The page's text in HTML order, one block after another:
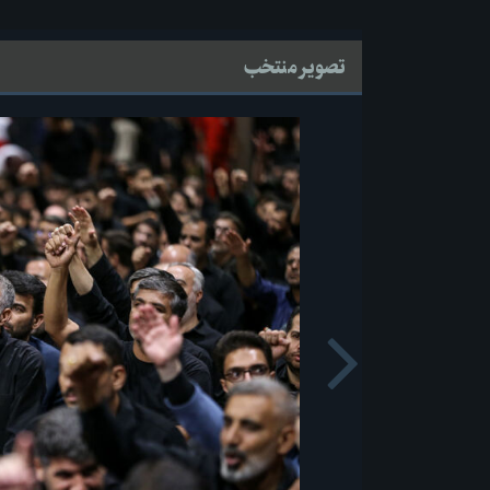
تصویر منتخب
Next